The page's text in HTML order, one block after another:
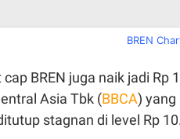
BREN
BREN juga naik jadi
Asia Tbk (BBCA) yang
stagnan di level Rp